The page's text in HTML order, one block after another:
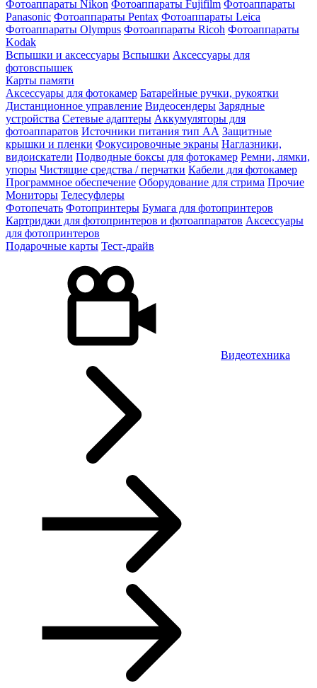
Фотоаппараты Nikon Фотоаппараты Fujifilm Фотоаппараты
Panasonic Фотоаппараты Pentax Фотоаппараты Leica
Фотоаппараты Olympus Фотоаппараты Ricoh Фотоаппараты
Kodak
Вспышки и аксессуары Вспышки Аксессуары для
фотовспышек
Карты памяти
Аксессуары для фотокамер Батарейные ручки, рукоятки
Дистанционное управление Видеосендеры Зарядные
устройства Сетевые адаптеры Аккумуляторы для
фотоаппаратов Источники питания тип АА Защитные
крышки и пленки Фокусировочные экраны Наглазники,
видоискатели Подводные боксы для фотокамер Ремни, лямки,
упоры Чистящие средства / перчатки Кабели для фотокамер
Программное обеспечение Оборудование для стрима Прочие
Мониторы Телесуфлеры
Фотопечать Фотопринтеры Бумага для фотопринтеров
Картриджи для фотопринтеров и фотоаппаратов Аксессуары
для фотопринтеров
Подарочные карты Тест-драйв
Видеотехника